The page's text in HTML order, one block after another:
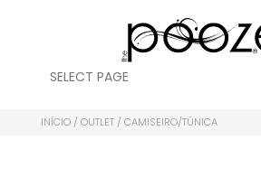
SELECT PAGE
INÍCIO/ OUTLET/ CAMISEIRO/TÚNICA